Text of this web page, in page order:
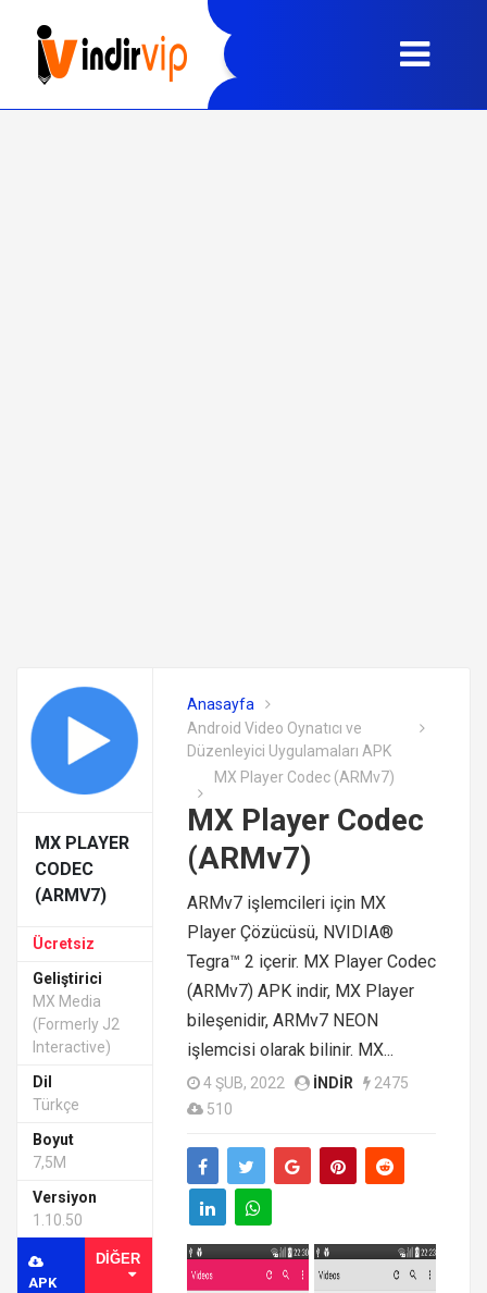
MX PLAYER
CODEC
(ARMV7)
Ücretsiz
Geliştirici
MX Media
(formerly J2
Interactive)
Dil
Türkçe
Boyut
7,5M
Versiyon
1.10.50
APK
DIĞER
Anasayfa
Android Video Oynatıcı ve
Düzenleyici Uygulamaları APK
MX Player Codec (ARMv7)
MX Player Codec
(ARMv7)
ARMv7 işlemcileri için MX
Player Çözücüsü, NVIDIA®
Tegra™ 2 içerir. MX Player Codec
(ARMv7) APK indir, MX Player
bileşenidir, ARMv7 NEON
işlemcisi olarak bilinir. MX...
4 ŞUB, 2022 INDIR
2475
510